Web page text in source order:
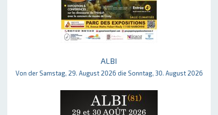
ALBI
Von der Samstag, 29. August 2026 die Sonntag, 30. August 2026